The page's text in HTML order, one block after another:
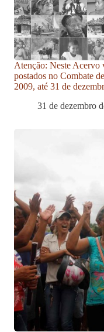
Atenção: Neste Acervo
postados no Combate
2009, até 31 de
31 de dezembro